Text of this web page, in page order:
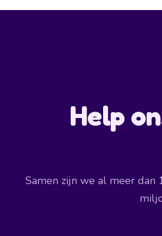
Help
Samen zijn we al meer dan